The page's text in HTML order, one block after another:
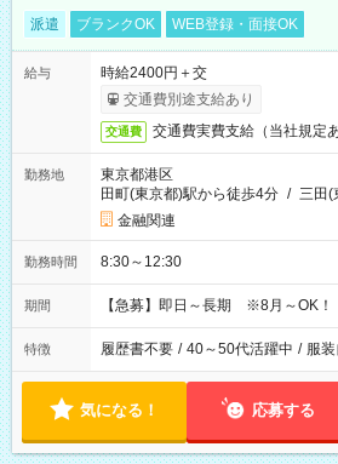
派遣 ブランクOK WEB登録・面接OK
給与
時給2400円＋交
交通費別途支給あり
交通費 交通費実費支給（当社規定あ
勤務地
東京都港区
田町(東京都)駅から徒歩4分 / 三田(
金融関連
勤務時間 8:30～12:30
期間 【急募】即日～長期 ※8月～OK！
特徴 履歴書不要 / 40～50代活躍中 / 服
気になる！ 応募する